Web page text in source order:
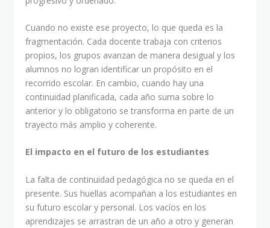
Cuando no existe ese proyecto, lo que queda es la
fragmentación. Cada docente trabaja con criterios
propios, los grupos avanzan de manera desigual y los
alumnos no logran identificar un propósito en el
recorrido escolar. En cambio, cuando hay una
continuidad planificada, cada año suma sobre lo
anterior y lo obligatorio se transforma en parte de un
trayecto más amplio y coherente.
El impacto en el futuro de los estudiantes
La falta de continuidad pedagógica no se queda en el
presente. Sus huellas acompañan a los estudiantes en
su futuro escolar y personal. Los vacíos en los
aprendizajes se arrastran de un año a otro y generan